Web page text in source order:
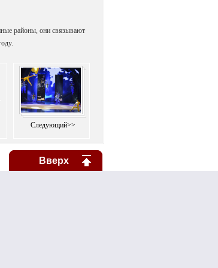
районы, они связывают
Следующий>>
Вверх